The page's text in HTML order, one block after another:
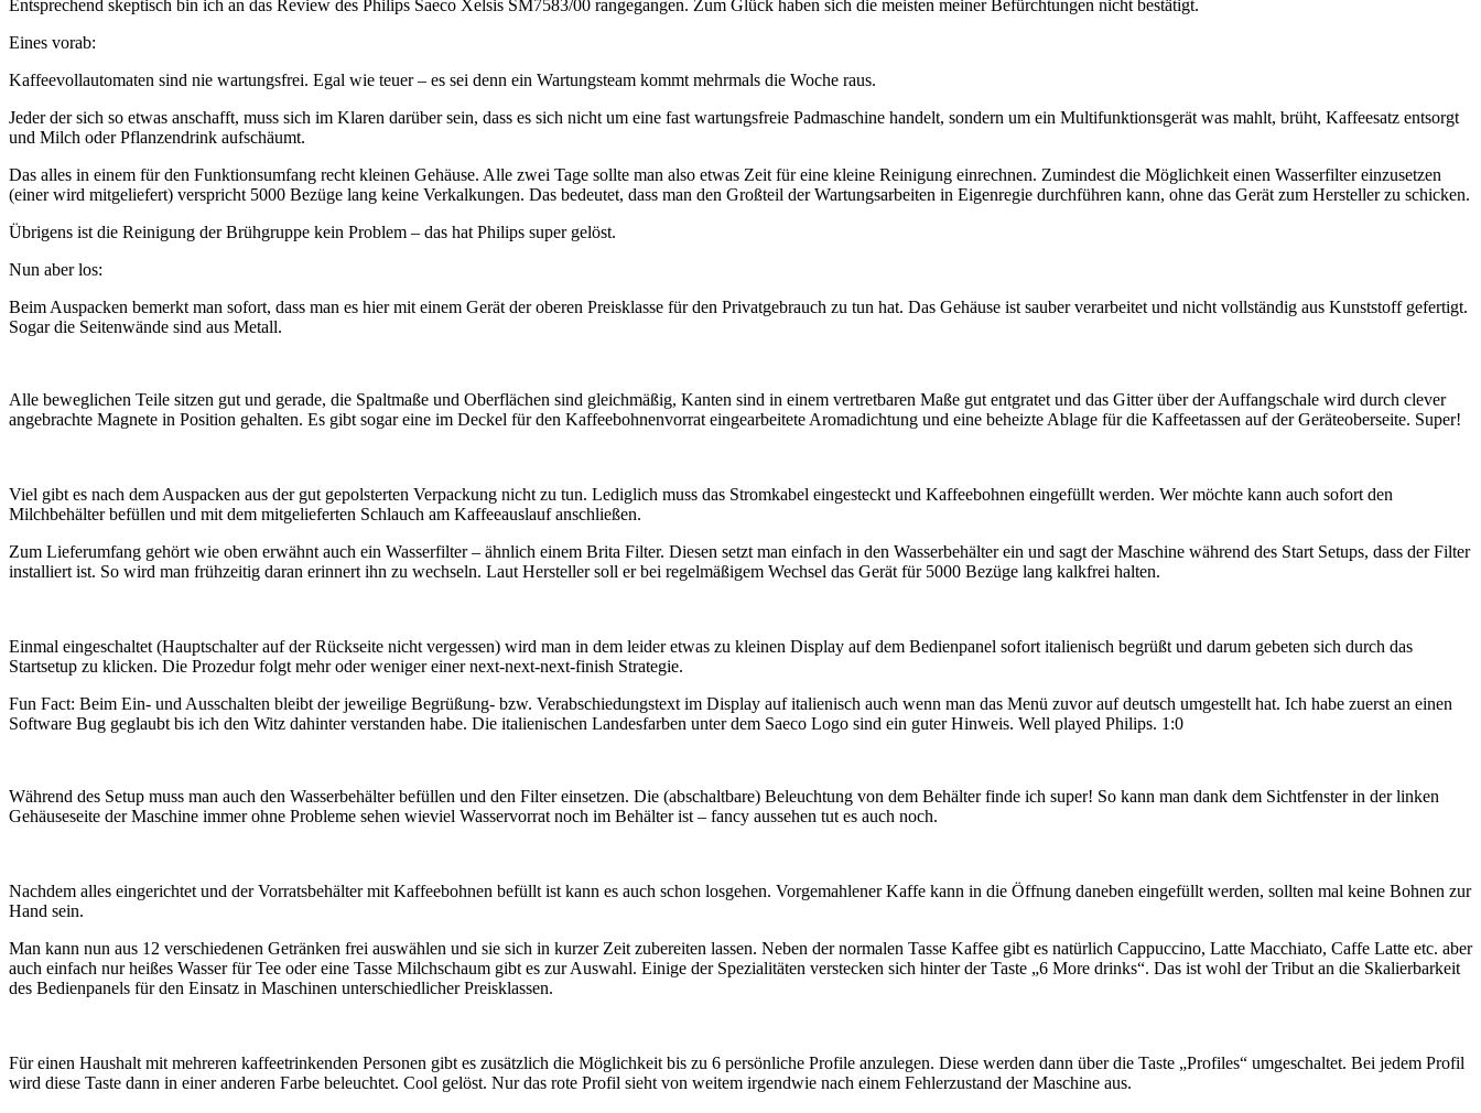
Entsprechend skeptisch bin ich an das Review des Philips Saeco Xelsis SM7583/00 rangegangen. Zum Glück haben sich die meisten meiner Befürchtungen nicht bestätigt.
Eines vorab:
Kaffeevollautomaten sind nie wartungsfrei. Egal wie teuer – es sei denn ein Wartungsteam kommt mehrmals die Woche raus.
Jeder der sich so etwas anschafft, muss sich im Klaren darüber sein, dass es sich nicht um eine fast wartungsfreie Padmaschine handelt, sondern um ein Multifunktionsgerät was mahlt, brüht, Kaffeesatz entsorgt
und Milch oder Pflanzendrink aufschäumt.
Das alles in einem für den Funktionsumfang recht kleinen Gehäuse. Alle zwei Tage sollte man also etwas Zeit für eine kleine Reinigung einrechnen. Zumindest die Möglichkeit einen Wasserfilter einzusetzen
(einer wird mitgeliefert) verspricht 5000 Bezüge lang keine Verkalkungen. Das bedeutet, dass man den Großteil der Wartungsarbeiten in Eigenregie durchführen kann, ohne das Gerät zum Hersteller zu schicken.
Übrigens ist die Reinigung der Brühgruppe kein Problem – das hat Philips super gelöst.
Nun aber los:
Beim Auspacken bemerkt man sofort, dass man es hier mit einem Gerät der oberen Preisklasse für den Privatgebrauch zu tun hat. Das Gehäuse ist sauber verarbeitet und nicht vollständig aus Kunststoff gefertigt.
Sogar die Seitenwände sind aus Metall.
Alle beweglichen Teile sitzen gut und gerade, die Spaltmaße und Oberflächen sind gleichmäßig, Kanten sind in einem vertretbaren Maße gut entgratet und das Gitter über der Auffangschale wird durch clever
angebrachte Magnete in Position gehalten. Es gibt sogar eine im Deckel für den Kaffeebohnenvorrat eingearbeitete Aromadichtung und eine beheizte Ablage für die Kaffeetassen auf der Geräteoberseite. Super!
Viel gibt es nach dem Auspacken aus der gut gepolsterten Verpackung nicht zu tun. Lediglich muss das Stromkabel eingesteckt und Kaffeebohnen eingefüllt werden. Wer möchte kann auch sofort den
Milchbehälter befüllen und mit dem mitgelieferten Schlauch am Kaffeeauslauf anschließen.
Zum Lieferumfang gehört wie oben erwähnt auch ein Wasserfilter – ähnlich einem Brita Filter. Diesen setzt man einfach in den Wasserbehälter ein und sagt der Maschine während des Start Setups, dass der Filter
installiert ist. So wird man frühzeitig daran erinnert ihn zu wechseln. Laut Hersteller soll er bei regelmäßigem Wechsel das Gerät für 5000 Bezüge lang kalkfrei halten.
Einmal eingeschaltet (Hauptschalter auf der Rückseite nicht vergessen) wird man in dem leider etwas zu kleinen Display auf dem Bedienpanel sofort italienisch begrüßt und darum gebeten sich durch das
Startsetup zu klicken. Die Prozedur folgt mehr oder weniger einer next-next-next-finish Strategie.
Fun Fact: Beim Ein- und Ausschalten bleibt der jeweilige Begrüßung- bzw. Verabschiedungstext im Display auf italienisch auch wenn man das Menü zuvor auf deutsch umgestellt hat. Ich habe zuerst an einen
Software Bug geglaubt bis ich den Witz dahinter verstanden habe. Die italienischen Landesfarben unter dem Saeco Logo sind ein guter Hinweis. Well played Philips. 1:0
Während des Setup muss man auch den Wasserbehälter befüllen und den Filter einsetzen. Die (abschaltbare) Beleuchtung von dem Behälter finde ich super! So kann man dank dem Sichtfenster in der linken
Gehäuseseite der Maschine immer ohne Probleme sehen wieviel Wasservorrat noch im Behälter ist – fancy aussehen tut es auch noch.
Nachdem alles eingerichtet und der Vorratsbehälter mit Kaffeebohnen befüllt ist kann es auch schon losgehen. Vorgemahlener Kaffe kann in die Öffnung daneben eingefüllt werden, sollten mal keine Bohnen zur
Hand sein.
Man kann nun aus 12 verschiedenen Getränken frei auswählen und sie sich in kurzer Zeit zubereiten lassen. Neben der normalen Tasse Kaffee gibt es natürlich Cappuccino, Latte Macchiato, Caffe Latte etc. aber
auch einfach nur heißes Wasser für Tee oder eine Tasse Milchschaum gibt es zur Auswahl. Einige der Spezialitäten verstecken sich hinter der Taste „6 More drinks“. Das ist wohl der Tribut an die Skalierbarkeit
des Bedienpanels für den Einsatz in Maschinen unterschiedlicher Preisklassen.
Für einen Haushalt mit mehreren kaffeetrinkenden Personen gibt es zusätzlich die Möglichkeit bis zu 6 persönliche Profile anzulegen. Diese werden dann über die Taste „Profiles“ umgeschaltet. Bei jedem Profil
wird diese Taste dann in einer anderen Farbe beleuchtet. Cool gelöst. Nur das rote Profil sieht von weitem irgendwie nach einem Fehlerzustand der Maschine aus.